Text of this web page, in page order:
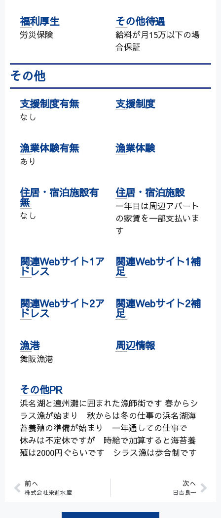
福利厚生
労災保険
その他待遇
給料が月15万以下の場
合保証
その他
支援制度有無
なし
支援制度
漁業体験有無
あり
漁業体験
住居・宿泊施設有
無
なし
住居・宿泊施設
一年目は周辺アパート
の家賃を一部支払いま
す
関連Webサイト1ア
ドレス
関連Webサイト1補
足
関連Webサイト2ア
ドレス
関連Webサイト2補
足
漁港
舞阪漁港
周辺情報
その他PR
浜名湖と遠州灘に囲まれた漁師街です 春からシ
ラス漁が始まり 秋からは冬の仕事の浜名湖海
苔養殖の準備が始まり 一年通しての仕事で
休みは不定休ですが 時給で加算すると海苔養
殖は2000円ぐらいです シラス漁は歩合制です
前へ
株式会社栄進水産
次へ
日吉良一